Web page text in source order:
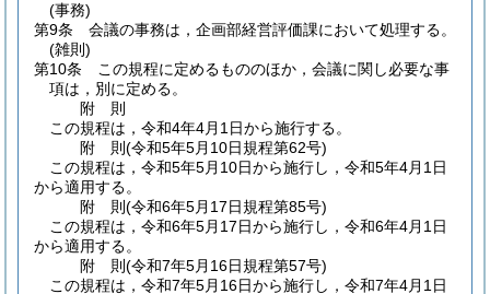
(事務)
第9条
会議の事務は，企画部経営評価課において処理する。
(雑則)
第10条
この規程に定めるもののほか，会議に関し必要な事
項は，別に定める。
附 則
この規程は，令和4年4月1日から施行する。
附 則(令和5年5月10日規程第62号)
この規程は，令和5年5月10日から施行し，令和5年4月1日
から適用する。
附 則(令和6年5月17日規程第85号)
この規程は，令和6年5月17日から施行し，令和6年4月1日
から適用する。
附 則(令和7年5月16日規程第57号)
この規程は，令和7年5月16日から施行し，令和7年4月1日